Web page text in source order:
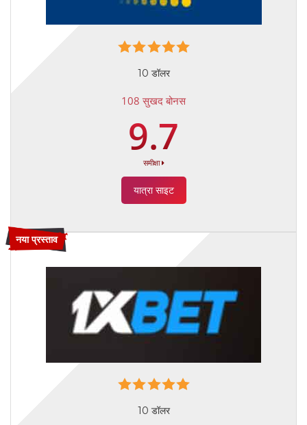
10 डॉलर
108 सुखद बोनस
9.7
समीक्षा
यात्रा साइट
नया प्रस्ताव
10 डॉलर